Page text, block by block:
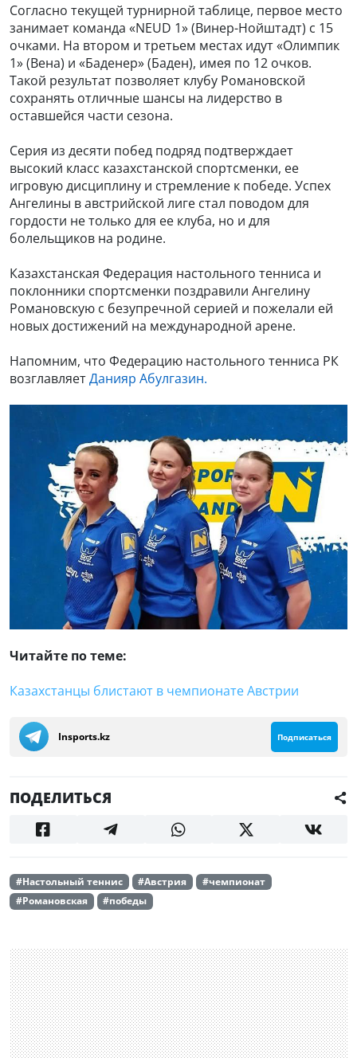
Согласно текущей турнирной таблице, первое место
занимает команда «NEUD 1» (Винер-Нойштадт) с 15
очками. На втором и третьем местах идут «Олимпик
1» (Вена) и «Баденер» (Баден), имея по 12 очков.
Такой результат позволяет клубу Романовской
сохранять отличные шансы на лидерство в
оставшейся части сезона.
Серия из десяти побед подряд подтверждает
высокий класс казахстанской спортсменки, ее
игровую дисциплину и стремление к победе. Успех
Ангелины в австрийской лиге стал поводом для
гордости не только для ее клуба, но и для
болельщиков на родине.
Казахстанская Федерация настольного тенниса и
поклонники спортсменки поздравили Ангелину
Романовскую с безупречной серией и пожелали ей
новых достижений на международной арене.
Напомним, что Федерацию настольного тенниса РК
возглавляетДанияр Абулгазин.
Читайте по теме:
Казахстанцы блистают в чемпионате Австрии
Insports.kz Подписаться
ПОДЕЛИТЬСЯ
#Настольный теннис #Австрия
#чемпионат
#Романовская
#победы